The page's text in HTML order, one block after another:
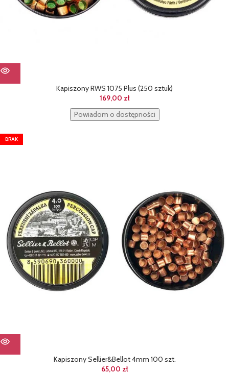
Kapiszony RWS 1075 Plus (250 sztuk)
169,00 zł
Powiadom o dostępności
BRAK
Kapiszony Sellier&Bellot 4mm 100 szt.
65,00 zł